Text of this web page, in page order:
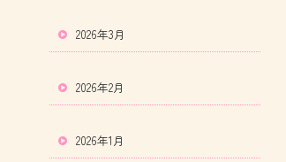
2026年3月
2026年2月
2026年1月